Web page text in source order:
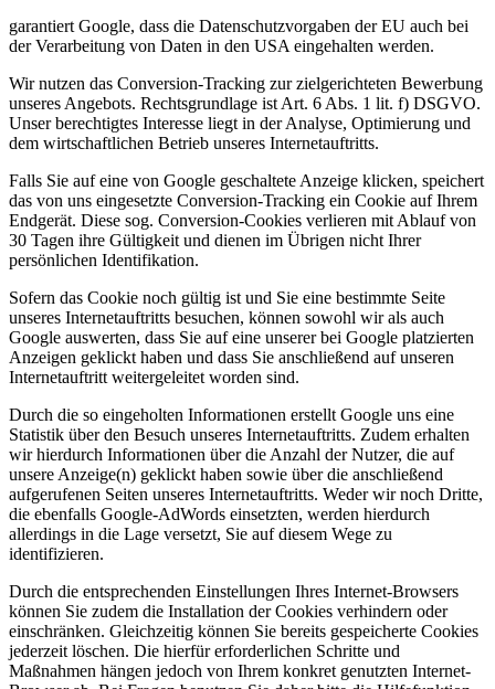
garantiert Google, dass die Datenschutzvorgaben der EU auch bei
der Verarbeitung von Daten in den USA eingehalten werden.
Wir nutzen das Conversion-Tracking zur zielgerichteten Bewerbung
unseres Angebots. Rechtsgrundlage ist Art. 6 Abs. 1 lit. f) DSGVO.
Unser berechtigtes Interesse liegt in der Analyse, Optimierung und
dem wirtschaftlichen Betrieb unseres Internetauftritts.
Falls Sie auf eine von Google geschaltete Anzeige klicken, speichert
das von uns eingesetzte Conversion-Tracking ein Cookie auf Ihrem
Endgerät. Diese sog. Conversion-Cookies verlieren mit Ablauf von
30 Tagen ihre Gültigkeit und dienen im Übrigen nicht Ihrer
persönlichen Identifikation.
Sofern das Cookie noch gültig ist und Sie eine bestimmte Seite
unseres Internetauftritts besuchen, können sowohl wir als auch
Google auswerten, dass Sie auf eine unserer bei Google platzierten
Anzeigen geklickt haben und dass Sie anschließend auf unseren
Internetauftritt weitergeleitet worden sind.
Durch die so eingeholten Informationen erstellt Google uns eine
Statistik über den Besuch unseres Internetauftritts. Zudem erhalten
wir hierdurch Informationen über die Anzahl der Nutzer, die auf
unsere Anzeige(n) geklickt haben sowie über die anschließend
aufgerufenen Seiten unseres Internetauftritts. Weder wir noch Dritte,
die ebenfalls Google-AdWords einsetzten, werden hierdurch
allerdings in die Lage versetzt, Sie auf diesem Wege zu
identifizieren.
Durch die entsprechenden Einstellungen Ihres Internet-Browsers
können Sie zudem die Installation der Cookies verhindern oder
einschränken. Gleichzeitig können Sie bereits gespeicherte Cookies
jederzeit löschen. Die hierfür erforderlichen Schritte und
Maßnahmen hängen jedoch von Ihrem konkret genutzten Internet-